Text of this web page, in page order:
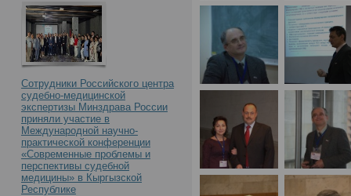
Сотрудники Российского центра
судебно-медицинской
экспертизы Минздрава России
приняли участие в
Международной научно-
практической конференции
«Современные проблемы и
перспективы судебной
медицины» в Кыргызской
Республике